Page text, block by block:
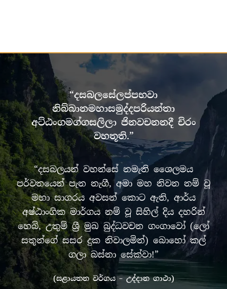
“දසබලසේලප්පභවා
නිබ්බානමහාසමුද්දපරියන්තා
අට්ඨංගමග්ගසලිලා ජිනවචනනදී චිරං
වහතූති.”
“දසබලයන් වහන්සේ නමැති ශෛලමය
පර්වතයෙන් පැන නැගී, අමා මහ නිවන නම් වූ
මහා සාගරය අවසන් කොට ඇති, ආර්ය
අෂ්ඨාංගික මාර්ගය නම් වූ සිහිල් දිය දහරින්
හෙබි, උතුම් ශ්‍රී මුඛ බුද්ධවචන ගංගාවෝ (ලෝ
සතුන්ගේ සසර දුක නිවාලමින්) බොහෝ කල්
ගලා බස්නා සේක්වා!”
(සළායතන වර්ගය – උද්දාන ගාථා)